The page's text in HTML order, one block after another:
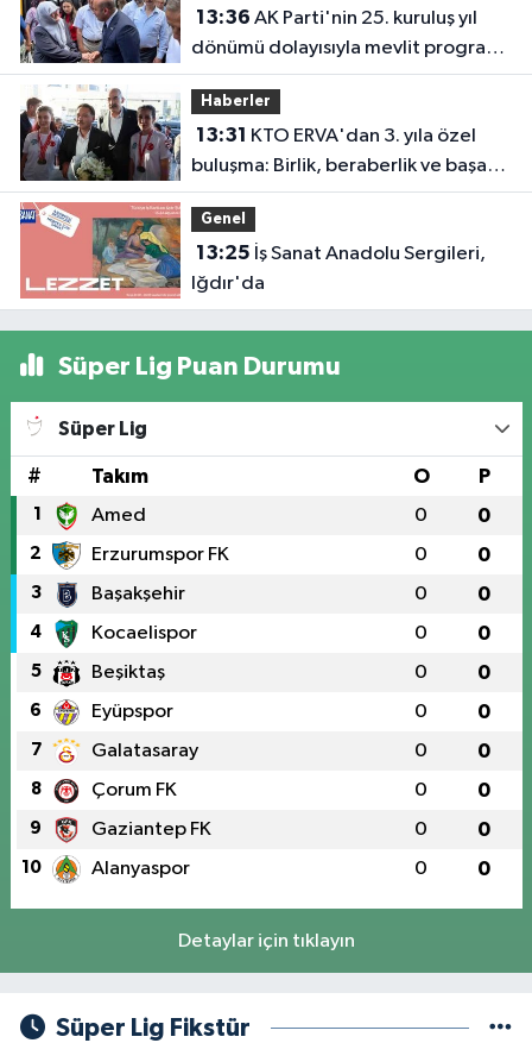
13:36
dönümü dolayısıyla mevlit programı
düzenlendi
Haberler
13:31
buluşma: Birlik, beraberlik ve başarı
bir arada
Genel
13:25
Iğdır'da
Süper Lig Puan Durumu
Süper Lig
# Takım O P
1 Amed 0 0
2 Erzurumspor FK 0 0
3 Başakşehir 0 0
4 Kocaelispor 0 0
5 Beşiktaş 0 0
6 Eyüpspor 0 0
7 Galatasaray 0 0
8 Çorum FK 0 0
9 Gaziantep FK 0 0
10 Alanyaspor 0 0
Detaylar için tıklayın
Süper Lig Fikstür